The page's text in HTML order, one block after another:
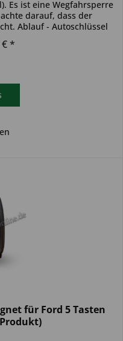
Es ist eine Wegfahrsperre
darauf, dass der
Ablauf - Autoschlüssel
€ *
für Ford 5 Tasten